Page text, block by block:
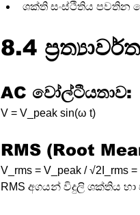
ශක්ති සංස්ථිතිය පවතින
8.4
AC වෝල්ටීයතාව:
V = V_peak sin(ω t)
RMS (Root
V_rms = V_peak / √2I_rms =
RMS අගයන් විදුලි ශක්තිය